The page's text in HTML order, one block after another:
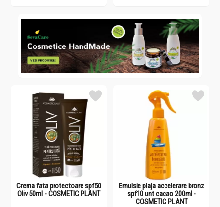
Crema fata protectoare spf50
Oliv 50ml - COSMETIC PLANT
Emulsie plaja accelerare bronz
spf10 unt cacao 200ml -
COSMETIC PLANT